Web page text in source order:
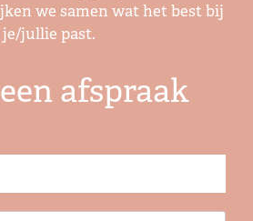
we samen wat het best bij
je/jullie past.
afspraak